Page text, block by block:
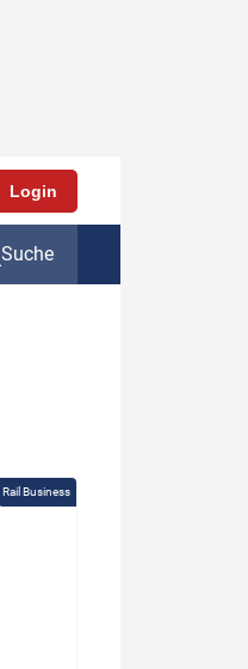
Login
Suche
Rail Business